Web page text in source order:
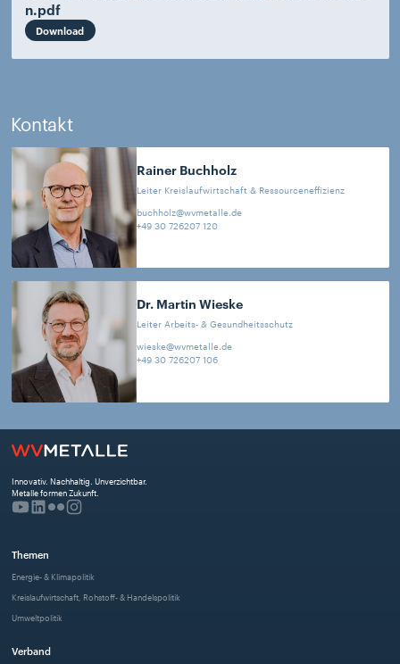
n.pdf
Download
Kontakt
Rainer Buchholz
Leiter Kreislaufwirtschaft & Ressourceneffizienz
buchholz@wvmetalle.de
+49 30 726207 120
Dr. Martin Wieske
Leiter Arbeits- & Gesundheitsschutz
wieske@wvmetalle.de
+49 30 726207 106
Innovativ. Nachhaltig. Unverzichtbar.
Metalle formen Zukunft.
Themen
Energie- & Klimapolitik
Kreislaufwirtschaft, Rohstoff- & Handelspolitik
Umweltpolitik
Verband